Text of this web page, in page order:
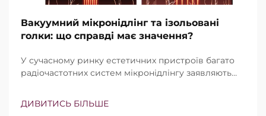
Вакуумний мікронідлінг та ізольовані
голки: що справді має значення?
У сучасному ринку естетичних пристроїв багато
радіочастотних систем мікронідлінгу заявляють
в тому, чи існують ці функції, а в тому, наскільки
ДИВИТИСЬ БІЛЬШЕ